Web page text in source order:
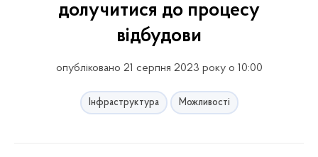
долучитися до процесу
відбудови
опубліковано 21 серпня 2023 року о 10:00
Інфраструктура Можливості